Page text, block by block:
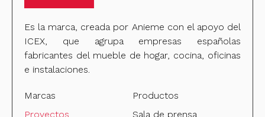
Es la marca, creada por Anieme con el apoyo del
ICEX, que agrupa empresas españolas
fabricantes del mueble de hogar, cocina, oficinas
e instalaciones.
Marcas
Productos
Proyectos
Sala de prensa